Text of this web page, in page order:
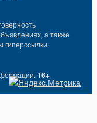
а также
гиперссылки.
16+